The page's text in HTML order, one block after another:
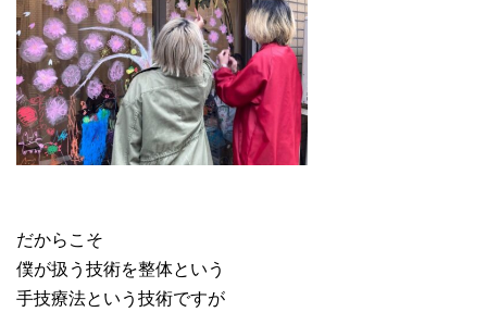
だからこそ
僕が扱う技術を整体という
手技療法という技術ですが